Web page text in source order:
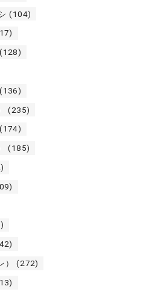
(104)
(128)
(136)
(235)
(174)
(185)
(272)